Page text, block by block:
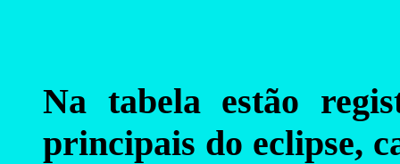
Na tabela estão
principais do eclipse,